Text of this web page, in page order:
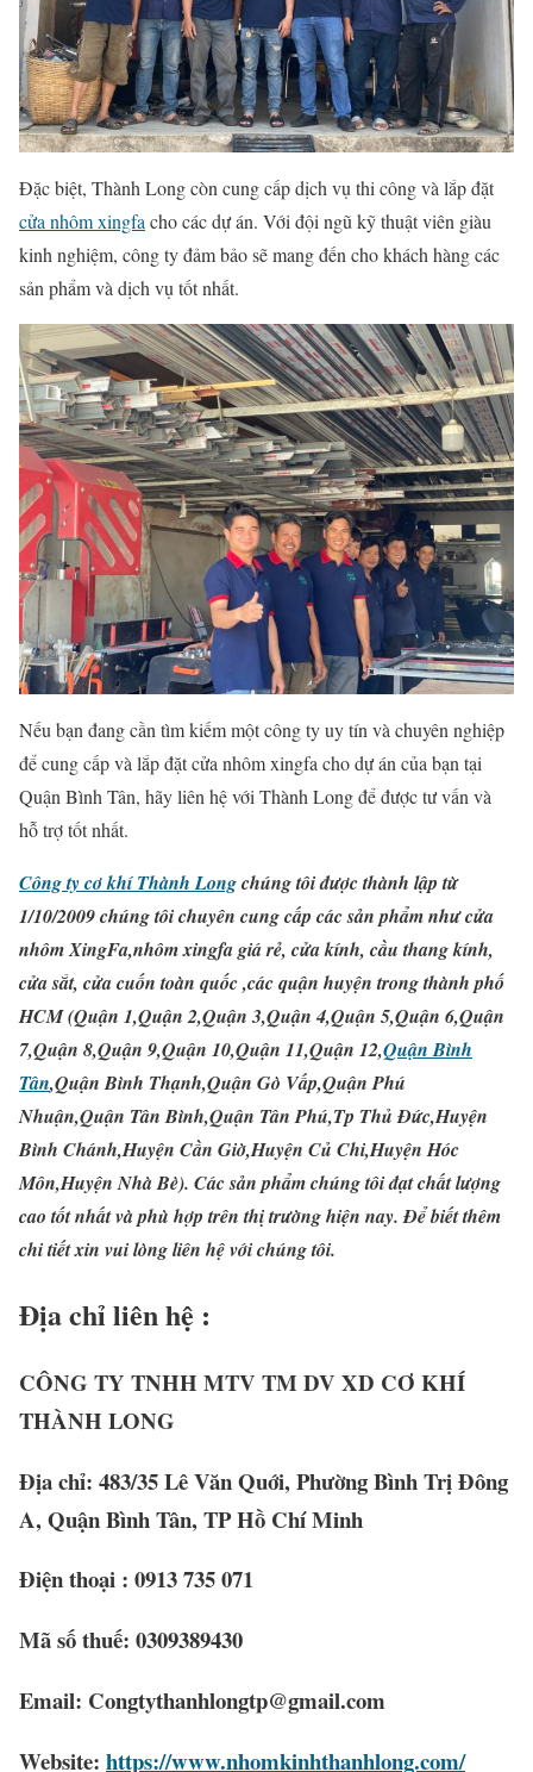
Đặc biệt, Thành Long còn cung cấp dịch vụ thi công và lắp đặt
cửa nhôm xingfa cho các dự án. Với đội ngũ kỹ thuật viên giàu
kinh nghiệm, công ty đảm bảo sẽ mang đến cho khách hàng các
sản phẩm và dịch vụ tốt nhất.
Nếu bạn đang cần tìm kiếm một công ty uy tín và chuyên nghiệp
để cung cấp và lắp đặt cửa nhôm xingfa cho dự án của bạn tại
Quận Bình Tân, hãy liên hệ với Thành Long để được tư vấn và
hỗ trợ tốt nhất.
Công ty cơ khí Thành Longchúng tôi được thành lập từ
1/10/2009 chúng tôi chuyên cung cấp các sản phẩm như cửa
nhôm XingFa,nhôm xingfa giá rẻ, cửa kính, cầu thang kính,
cửa sắt, cửa cuốn toàn quốc ,các quận huyện trong thành phố
HCM (Quận 1,Quận 2,Quận 3,Quận 4,Quận 5,Quận 6,Quận
7,Quận 8,Quận 9,Quận 10,Quận 11,Quận 12,Quận Bình
Tân,Quận Bình Thạnh,Quận Gò Vấp,Quận Phú
Nhuận,Quận Tân Bình,Quận Tân Phú,Tp Thủ Đức,Huyện
Bình Chánh,Huyện Cần Giờ,Huyện Củ Chi,Huyện Hóc
Môn,Huyện Nhà Bè). Các sản phẩm chúng tôi đạt chất lượng
cao tốt nhất và phù hợp trên thị trường hiện nay. Để biết thêm
chi tiết xin vui lòng liên hệ với chúng tôi.
Địa chỉ liên hệ :
CÔNG TY TNHH MTV TM DV XD CƠ KHÍ
THÀNH LONG
Địa chỉ: 483/35 Lê Văn Quới, Phường Bình Trị Đông
A, Quận Bình Tân, TP Hồ Chí Minh
Điện thoại : 0913 735 071
Mã số thuế: 0309389430
Email: Congtythanhlongtp@gmail.com
Website: https://www.nhomkinhthanhlong.com/